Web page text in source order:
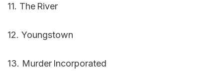
11. The River
12. Youngstown
13. Murder Incorporated